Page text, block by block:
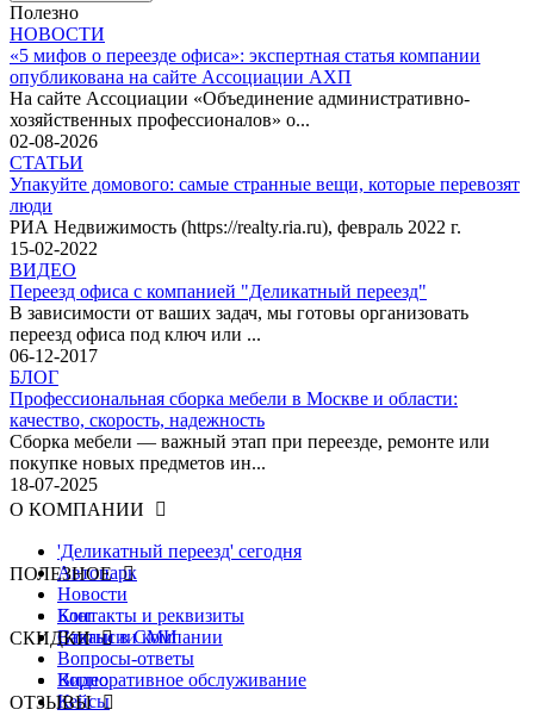
Полезно
НОВОСТИ
«5 мифов о переезде офиса»: экспертная статья компании
опубликована на сайте Ассоциации АХП
На сайте Ассоциации «Объединение административно-
хозяйственных профессионалов» о...
02-08-2026
СТАТЬИ
Упакуйте домового: самые странные вещи, которые перевозят
люди
РИА Недвижимость (https://realty.ria.ru), февраль 2022 г.
15-02-2022
ВИДЕО
Переезд офиса с компанией "Деликатный переезд"
В зависимости от ваших задач, мы готовы организовать
переезд офиса под ключ или ...
06-12-2017
БЛОГ
Профессиональная сборка мебели в Москве и области:
качество, скорость, надежность
Сборка мебели — важный этап при переезде, ремонте или
покупке новых предметов ин...
18-07-2025
О КОМПАНИИ
'Деликатный переезд' сегодня
Автопарк
Новости
Контакты и реквизиты
Вакансии компании
ПОЛЕЗНОЕ
Блог
Статьи в СМИ
Вопросы-ответы
Видео
Кейсы
СКИДКИ
Корпоративное обслуживание
ОТЗЫВЫ